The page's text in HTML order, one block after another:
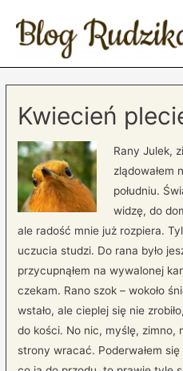
Kwiecień
Rany Julek,
zlądowałem
południu.
widzę, do
ale radość mnie już rozpiera.
uczucia studzi. Do rana było
przycupnąłem na wywalonej
czekam. Rano szok – wokoło
wstało, ale cieplej się nie
do kości. No nic, myślę, zimno,
strony wracać. Poderwałem się